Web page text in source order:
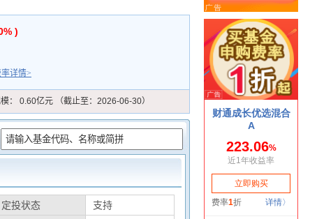
)
率详情>
： 0.60亿元 （截止至：2026-06-30）
定投状态
支持